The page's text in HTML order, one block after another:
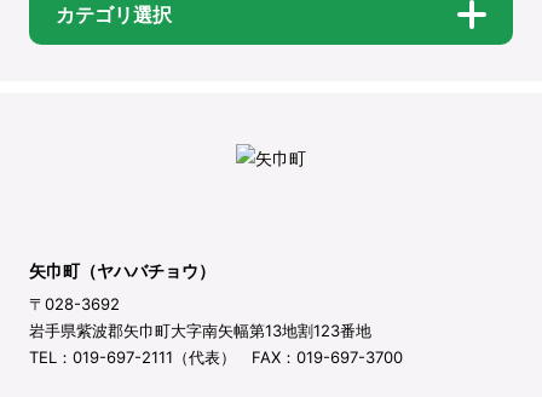
カテゴリ選択
矢巾町（ヤハバチョウ）
〒028-3692
岩手県紫波郡矢巾町大字南矢幅第13地割123番地
TEL：019-697-2111（代表） FAX：019-697-3700